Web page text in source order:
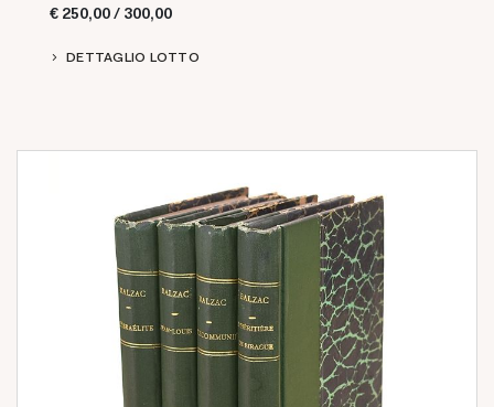
€ 250,00 / 300,00
DETTAGLIO LOTTO